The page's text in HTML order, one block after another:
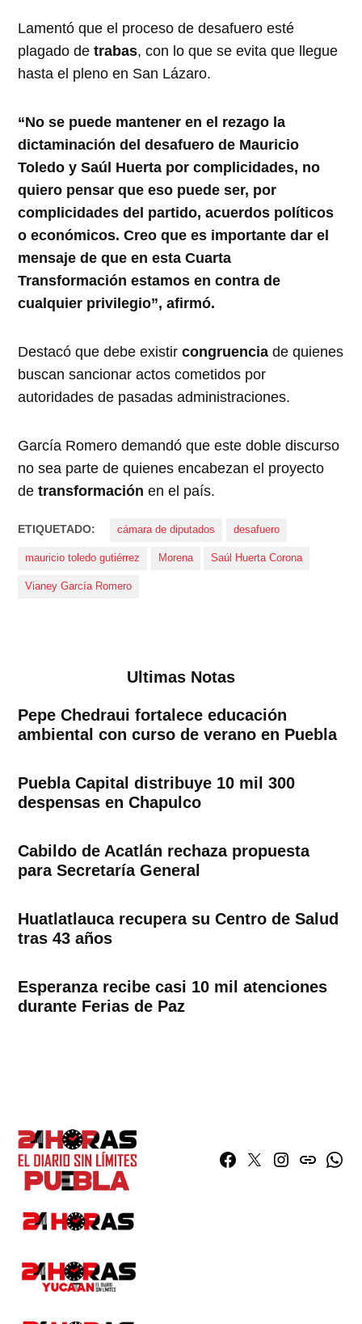
Lamentó que el proceso de desafuero esté
plagado detrabas, con lo que se evita que llegue
hasta el pleno en San Lázaro.
“No se puede mantener en el rezago la
dictaminación del desafuero de Mauricio
Toledo y Saúl Huerta por complicidades, no
quiero pensar que eso puede ser, por
complicidades del partido, acuerdos políticos
o económicos. Creo que es importante dar el
mensaje de que en esta Cuarta
Transformación estamos en contra de
cualquier privilegio”, afirmó.
Destacó que debe existircongruencia de quienes
buscan sancionar actos cometidos por
autoridades de pasadas administraciones.
García Romero demandó que este doble discurso
no sea parte de quienes encabezan el proyecto
detransformación en el país.
ETIQUETADO: cámara de diputados desafuero
mauricio toledo gutiérrez Morena Saúl Huerta Corona
Vianey García Romero
Ultimas Notas
Pepe Chedraui fortalece educación
ambiental con curso de verano en Puebla
Puebla Capital distribuye 10 mil 300
despensas en Chapulco
Cabildo de Acatlán rechaza propuesta
para Secretaría General
Huatlatlauca recupera su Centro de Salud
tras 43 años
Esperanza recibe casi 10 mil atenciones
durante Ferias de Paz
Facebook
TwitterInstagram
issuu